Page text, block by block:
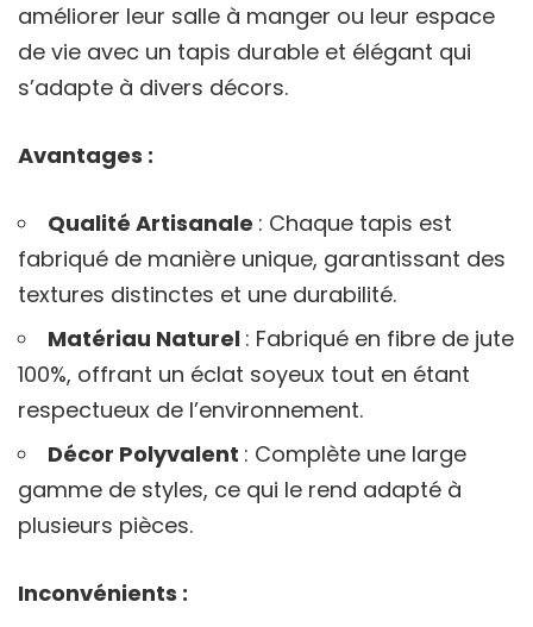
améliorer leur salle à manger ou leur espace
de vie avec un tapis durable et élégant qui
s’adapte à divers décors.
Avantages :
Qualité Artisanale : Chaque tapis est
fabriqué de manière unique, garantissant des
textures distinctes et une durabilité.
Matériau Naturel : Fabriqué en fibre de jute
100%, offrant un éclat soyeux tout en étant
respectueux de l’environnement.
Décor Polyvalent : Complète une large
gamme de styles, ce qui le rend adapté à
plusieurs pièces.
Inconvénients :